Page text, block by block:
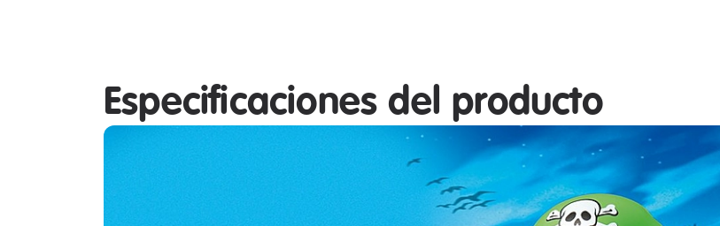
Especificaciones del producto